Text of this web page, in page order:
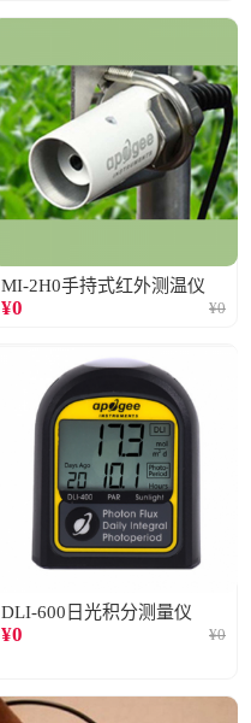
MI-2H0手持式红外测温仪
¥0 ¥0
DLI-600日光积分测量仪
¥0 ¥0